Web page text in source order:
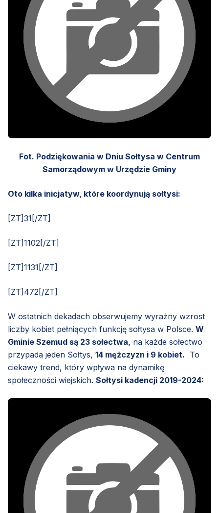
Fot. Podziękowania w Dniu Sołtysa w Centrum
Samorządowym w Urzędzie Gminy
Oto kilka inicjatyw, które koordynują sołtysi:
[ZT]31[/ZT]
[ZT]1102[/ZT]
[ZT]1131[/ZT]
[ZT]472[/ZT]
W ostatnich dekadach obserwujemy wyraźny wzrost
liczby kobiet pełniących funkcję sołtysa w Polsce. W
Gminie Szemud są 23 sołectwa, na każde sołectwo
przypada jeden Sołtys, 14 mężczyzn i 9 kobiet. To
ciekawy trend, który wpływa na dynamikę
społeczności wiejskich. Sołtysi kadencji 2019-2024: